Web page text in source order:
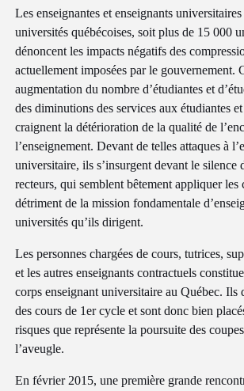
Les enseignantes et enseignants
universités québécoises, soit plus de 15 000
dénoncent les impacts négatifs des
actuellement imposées par le gouvernement.
augmentation du nombre d’étudiantes et
des diminutions des services aux étudiantes
craignent la détérioration de la qualité de
l’enseignement. Devant de telles attaques à
universitaire, ils s’insurgent devant le silence
recteurs, qui semblent bêtement appliquer les
détriment de la mission fondamentale
universités qu’ils dirigent.
Les personnes chargées de cours, tutrices,
et les autres enseignants contractuels
corps enseignant universitaire au Québec. Ils
des cours de 1er cycle et sont donc bien
risques que représente la poursuite des
l’aveugle.
En février 2015, une première grande